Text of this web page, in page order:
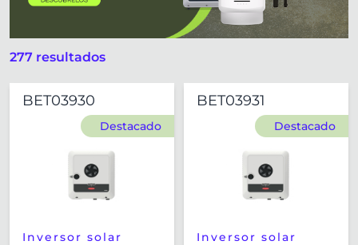
277 resultados
BET03930
Destacado
Inversor solar
BET03931
Destacado
Inversor solar